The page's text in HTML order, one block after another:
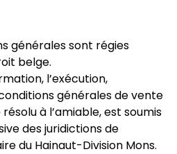
générales sont régies
belge.
l’exécution,
générales de vente
à l’amiable, est soumis
des juridictions de
du Hainaut-Division Mons.